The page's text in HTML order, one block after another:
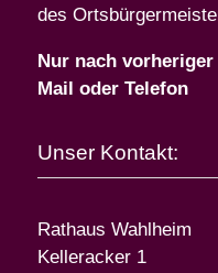
des
Nur nach
Mail oder Telefon
Unser Kontakt:
Rathaus Wahlheim
Kelleracker 1